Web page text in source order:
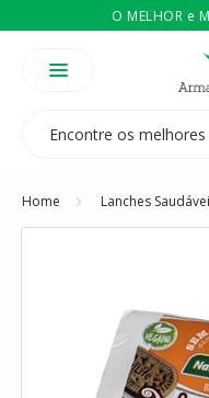
O MELHOR e
Temos 3 lojas físicas
É revendedor?
Home Lanches